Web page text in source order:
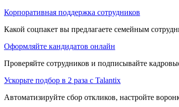
Корпоративная поддержка сотрудников
Какой соцпакет вы предлагаете семейным
Оформляйте кандидатов онлайн
Проверяйте сотрудников и подписывайте
Ускорьте подбор в 2 раза с Talantix
Автоматизируйте сбор откликов, настройте